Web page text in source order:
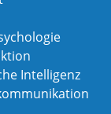
Intelligenz